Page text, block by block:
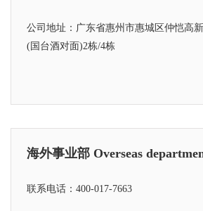
公司地址：广东省惠州市惠城区仲恺高
(国台酒对面)2栋/4栋
海外事业部 Overseas
联系电话：400-017-7663